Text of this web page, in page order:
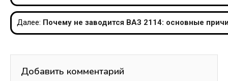
по
записям
Далее: Почему не заводится ВАЗ 2114: основные
Добавить комментарий